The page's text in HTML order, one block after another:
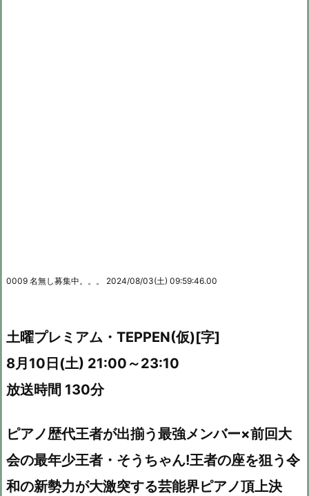
0009 名無し募集中。。。 2024/08/03(土) 09:59:46.00
土曜プレミアム・TEPPEN(仮)[字]
8月10日(土) 21:00～23:10
放送時間 130分
ピアノ歴代王者が出揃う最強メンバー×前回大
会の最年少王者・そうちゃん!王者の座を狙う令
和の新勢力が大激突する芸能界ピアノ頂上決